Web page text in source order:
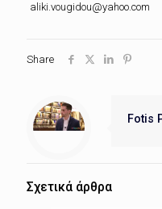
aliki.vougidou@yahoo.com
Share
Fotis
Σχετικά άρθρα